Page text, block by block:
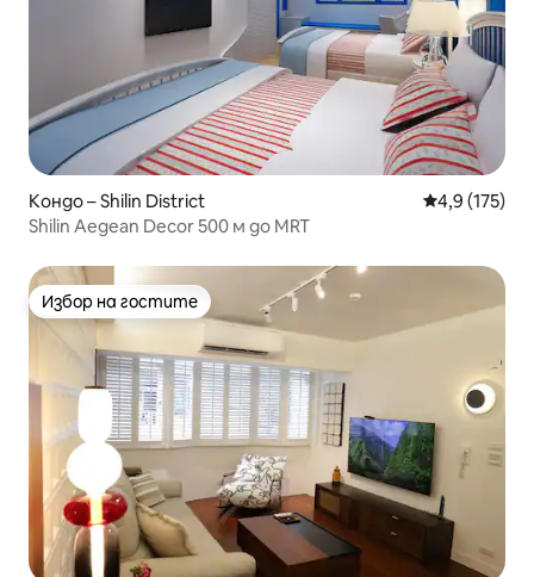
Кондо – Shilin District Средна
4,9 (175)
Shilin Aegean Decor 500 м до MRT
Избор на гостите
Избор на гостите